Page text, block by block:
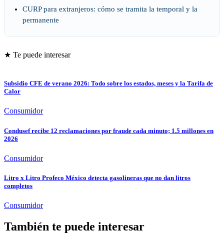
CURP para extranjeros: cómo se tramita la temporal y la
permanente
★ Te puede interesar
Subsidio CFE de verano 2026: Todo sobre los estados, meses y la Tarifa de
Calor
Consumidor
Condusef recibe 12 reclamaciones por fraude cada minuto; 1.5 millones en
2026
Consumidor
Litro x Litro Profeco México detecta gasolineras que no dan litros
completos
Consumidor
También te puede interesar